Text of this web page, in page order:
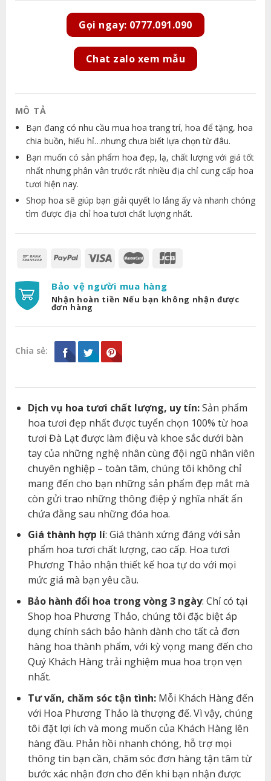
Gọi ngay: 0777.091.090
Chat zalo xem mẫu
MÔ TẢ
Bạn đang có nhu cầu mua hoa trang trí, hoa để tặng, hoa
chia buồn, hiếu hỉ…nhưng chưa biết lựa chọn từ đâu.
Bạn muốn có sản phẩm hoa đẹp, lạ, chất lượng với giá tốt
nhất nhưng phân vân trước rất nhiều địa chỉ cung cấp hoa
tươi hiện nay.
Shop hoa sẽ giúp bạn giải quyết lo lắng ấy và nhanh chóng
tìm được địa chỉ hoa tươi chất lượng nhất.
Bảo vệ người mua hàng
Nhận hoàn tiền Nếu bạn không nhận được
đơn hàng
Chia sẻ:
Dịch vụ hoa tươi chất lượng, uy tín:Sản phẩm
hoa tươi đẹp nhất được tuyển chọn 100% từ hoa
tươi Đà Lạt được làm điệu và khoe sắc dưới bàn
tay của những nghệ nhân cùng đội ngũ nhân viên
chuyên nghiệp – toàn tâm, chúng tôi không chỉ
mang đến cho bạn những sản phẩm đẹp mắt mà
còn gửi trao những thông điệp ý nghĩa nhất ẩn
chứa đằng sau những đóa hoa.
Giá thành hợp lí: Giá thành xứng đáng với sản
phẩm hoa tươi chất lượng, cao cấp. Hoa tươi
Phương Thảo nhận thiết kế hoa tự do với mọi
mức giá mà bạn yêu cầu.
Bảo hành đổi hoa trong vòng 3 ngày: Chỉ có tại
Shop hoa Phương Thảo, chúng tôi đặc biệt áp
dụng chính sách bảo hành dành cho tất cả đơn
hàng hoa thành phẩm, với kỳ vọng mang đến cho
Quý Khách Hàng trải nghiệm mua hoa trọn vẹn
nhất.
Tư vấn, chăm sóc tận tình:Mỗi Khách Hàng đến
với Hoa Phương Thảo là thượng đế. Vì vậy, chúng
tôi đặt lợi ích và mong muốn của Khách Hàng lên
hàng đầu. Phản hồi nhanh chóng, hỗ trợ mọi
thông tin bạn cần, chăm sóc đơn hàng tận tâm từ
bước xác nhận đơn cho đến khi bạn nhận được